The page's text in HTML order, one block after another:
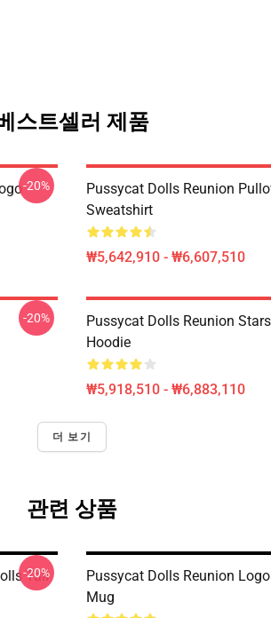
스트셀러 제품
-20%
Pussycat Dolls Reunion
Sweatshirt
₩5,642,910 - ₩6,607,510
-20%
Pussycat Dolls Reunion
Hoodie
₩5,918,510 - ₩6,883,110
더 보기
관련 상품
Tall
-20%
Pussycat Dolls Reunion
Mug